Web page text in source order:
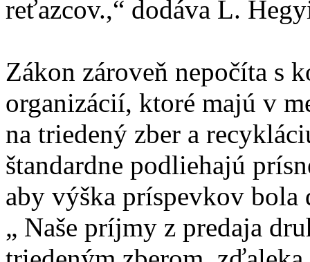
reťazcov.,“ dodáva L.
Zákon zároveň nepočíta s
organizácií, ktoré majú v
na triedený zber a
štandardne podliehajú
aby výška príspevkov bola
„ Naše príjmy z predaja